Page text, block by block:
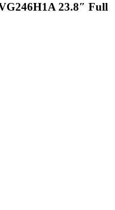
23.8″ Full